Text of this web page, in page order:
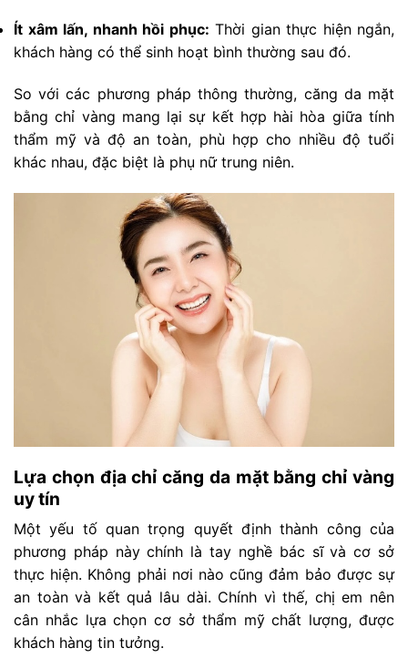
Ít xâm lấn, nhanh hồi phục: Thời gian thực hiện ngắn,
khách hàng có thể sinh hoạt bình thường sau đó.
So với các phương pháp thông thường, căng da mặt
bằng chỉ vàng mang lại sự kết hợp hài hòa giữa tính
thẩm mỹ và độ an toàn, phù hợp cho nhiều độ tuổi
khác nhau, đặc biệt là phụ nữ trung niên.
Lựa chọn địa chỉ căng da mặt bằng chỉ vàng
uy tín
Một yếu tố quan trọng quyết định thành công của
phương pháp này chính là tay nghề bác sĩ và cơ sở
thực hiện. Không phải nơi nào cũng đảm bảo được sự
an toàn và kết quả lâu dài. Chính vì thế, chị em nên
cân nhắc lựa chọn cơ sở thẩm mỹ chất lượng, được
khách hàng tin tưởng.